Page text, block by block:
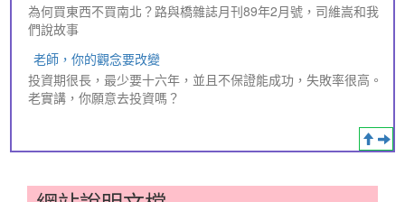
為何買東西不買南北？路與橋雜誌月刊89年2月號，司維嵩和我
們說故事
老師，你的觀念要改變
投資期很長，最少要十六年，並且不保證能成功，失敗率很高。
老實講，你願意去投資嗎？